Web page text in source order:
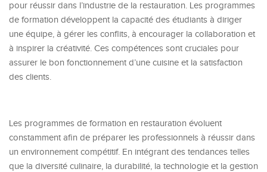
pour réussir dans l’industrie de la restauration. Les programmes
de formation développent la capacité des étudiants à diriger
une équipe, à gérer les conflits, à encourager la collaboration et
à inspirer la créativité. Ces compétences sont cruciales pour
assurer le bon fonctionnement d’une cuisine et la satisfaction
des clients.
Les programmes de formation en restauration évoluent
constamment afin de préparer les professionnels à réussir dans
un environnement compétitif. En intégrant des tendances telles
que la diversité culinaire, la durabilité, la technologie et la gestion